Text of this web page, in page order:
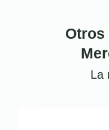
Otros
La